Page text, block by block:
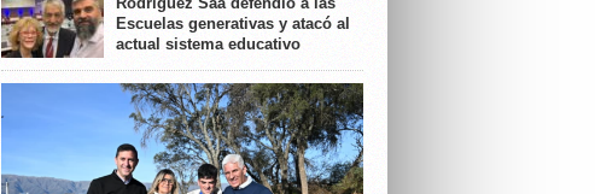
Escuelas generativas y atacó al
actual sistema educativo